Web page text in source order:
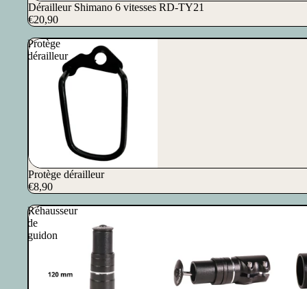
Dérailleur Shimano 6 vitesses RD-TY21
€20,90
Protège
dérailleur
Protège dérailleur
€8,90
Réhausseur
de
guidon